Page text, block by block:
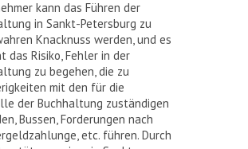
kann das Führen der
in Sankt-Petersburg zu
Knacknuss werden, und es
das Risiko, Fehler in der
zu begehen, die zu
mit den für die
der Buchhaltung zuständigen
Bussen, Forderungen nach
etc. führen. Durch